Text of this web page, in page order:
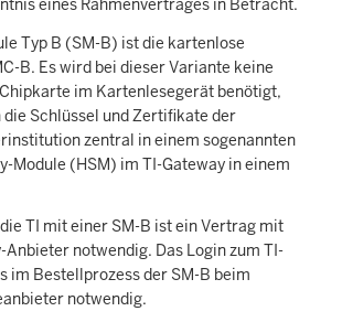
eines Rahmenvertrages in Betracht.
Typ B (SM-B) ist die kartenlose
B. Es wird bei dieser Variante keine
im Kartenlesegerät benötigt,
Schlüssel und Zertifikate der
zentral in einem sogenannten
Module (HSM) im TI-Gateway in einem
TI mit einer SM-B ist ein Vertrag mit
notwendig. Das Login zum TI-
im Bestellprozess der SM-B beim
notwendig.